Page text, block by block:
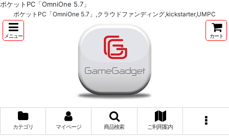
ポケットPC「OmniOne 5.7」
ポケットPC「OmniOne 5.7」,クラウドファンディング,kickstarter,UMPC
メニュー カート
カテゴリ マイページ 商品検索 ご利用案内